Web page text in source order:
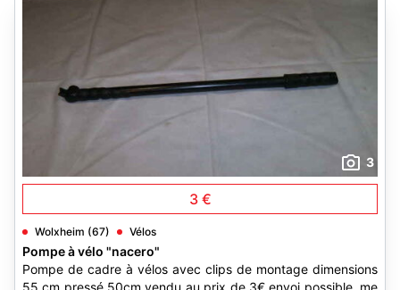
3
3 €
Wolxheim (67) Vélos
Pompe à vélo "nacero"
Pompe de cadre à vélos avec clips de montage dimensions
55 cm pressé 50cm vendu au prix de 3€ envoi possible, me